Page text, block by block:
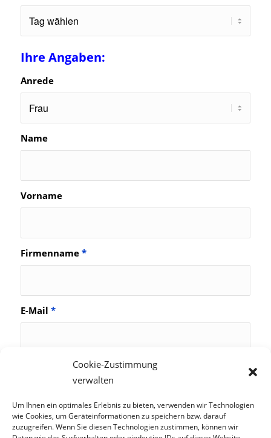
Cookie-Zustimmung
verwalten
Um Ihnen ein optimales Erlebnis zu bieten, verwenden wir Technologien
wie Cookies, um Geräteinformationen zu speichern bzw. darauf
zuzugreifen. Wenn Sie diesen Technologien zustimmen, können wir
Ihre Angaben:
Anrede
Name
Vorname
Firmenname *
E-Mail *